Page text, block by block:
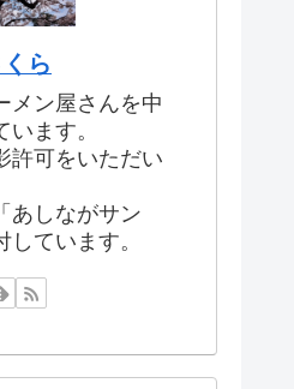
ら
メン屋さんを中
ます。
許可をいただい
あしながサン
ています。